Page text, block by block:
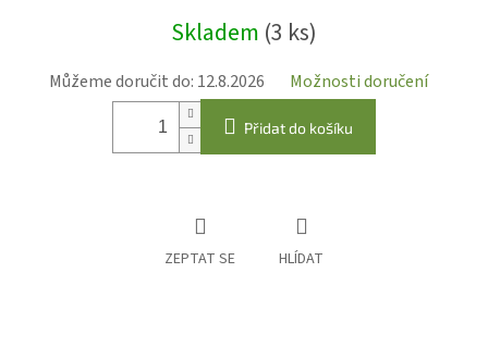
cena:
Skladem (3 ks)
Můžeme doručit do: 12.8.2026 Možnosti doručení
Přidat do košíku
ZEPTAT SE HLÍDAT